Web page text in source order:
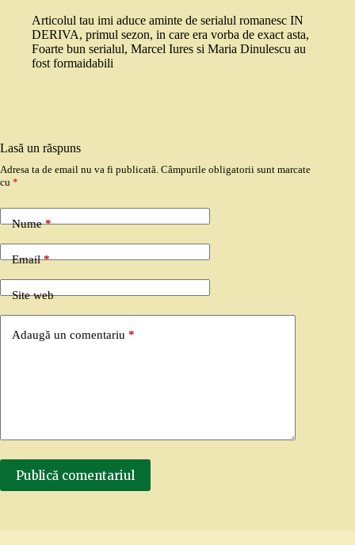
Articolul tau imi aduce aminte de serialul romanesc IN
DERIVA, primul sezon, in care era vorba de exact asta,
Foarte bun serialul, Marcel Iures si Maria Dinulescu au
fost formaidabili
Lasă un răspuns
Adresa ta de email nu va fi publicată. Câmpurile obligatorii sunt marcate
cu *
Nume*
Email*
Site web
Adaugă un comentariu *
Publică comentariul